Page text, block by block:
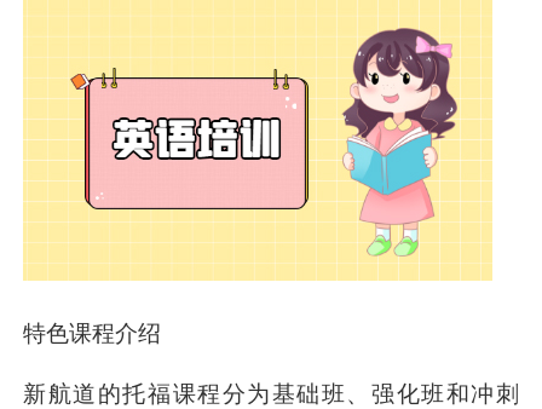
特色课程介绍
新航道的托福课程分为基础班、强化班和冲刺